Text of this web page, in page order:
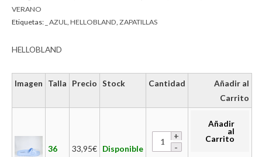
VERANO
Etiquetas: _ AZUL HELLOBLAND ZAPATILLAS
HELLOBLAND
Imagen Talla Precio Stock Cantidad
Añadir al
Carrito
36 33,95€ Disponible
Añadir
al
Carrito